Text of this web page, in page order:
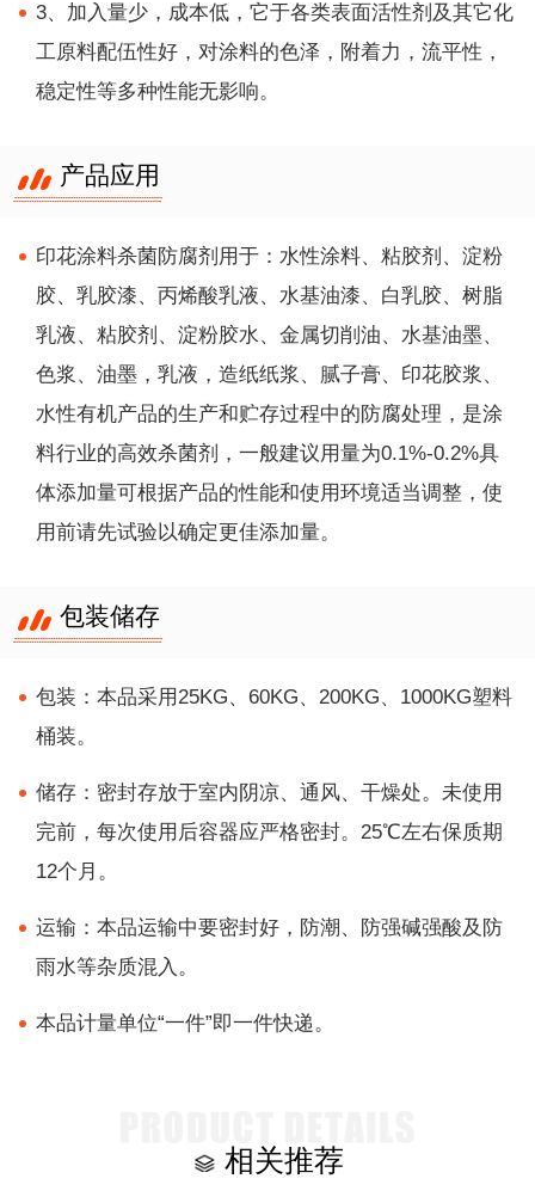
3、加入量少，成本低，它于各类表面活性剂及其它化
工原料配伍性好，对涂料的色泽，附着力，流平性，
稳定性等多种性能无影响。
产品应用
印花涂料杀菌防腐剂用于：水性涂料、粘胶剂、淀粉
胶、乳胶漆、丙烯酸乳液、水基油漆、白乳胶、树脂
乳液、粘胶剂、淀粉胶水、金属切削油、水基油墨、
色浆、油墨，乳液，造纸纸浆、腻子膏、印花胶浆、
水性有机产品的生产和贮存过程中的防腐处理，是涂
料行业的高效杀菌剂，一般建议用量为0.1%-0.2%具
体添加量可根据产品的性能和使用环境适当调整，使
用前请先试验以确定更佳添加量。
包装储存
包装：本品采用25KG、60KG、200KG、1000KG塑料
桶装。
储存：密封存放于室内阴凉、通风、干燥处。未使用
完前，每次使用后容器应严格密封。25℃左右保质期
12个月。
运输：本品运输中要密封好，防潮、防强碱强酸及防
雨水等杂质混入。
本品计量单位“一件”即一件快递。
相关推荐